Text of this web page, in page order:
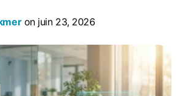
on juin 23, 2026